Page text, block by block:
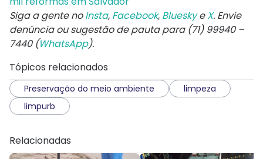
Siga a gente noInsta, Facebook, BlueskyeX. Envie
denúncia ou sugestão de pauta para (71) 99940 –
7440 (WhatsApp).
Tópicos relacionados
Preservação do meio ambiente
limpeza
limpurb
Relacionadas